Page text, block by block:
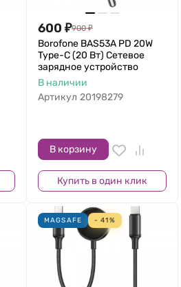
600 ₽900 ₽
Borofone BAS53A PD 20W
Type-C (20 Вт) Сетевое
зарядное устройство
В наличии
Артикул 20198279
В корзину
Купить в один клик
MAGSAFE - 41%